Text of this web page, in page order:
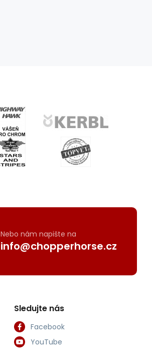
Nebo nám napište na
info@chopperhorse.cz
Sledujte nás
Facebook
YouTube